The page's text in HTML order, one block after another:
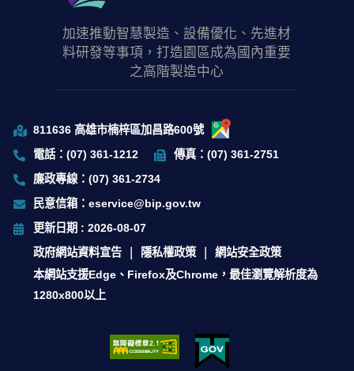
加速推動智慧製造、設備優化、先進材
料研發等事項，打造園區成為國內重要
之高階製造中心
811636 高雄市楠梓區加昌路600號
電話：(07) 361-1212
傳真：(07) 361-2751
廉政專線：(07) 361-2734
民意信箱：eservice@bip.gov.tw
更新日期 : 2026-08-07
政府網站資料宣告
隱私權政策
網站安全政策
本網站支援Edge、Firefox及Chrome，最佳瀏覽解析度為
1280x800以上